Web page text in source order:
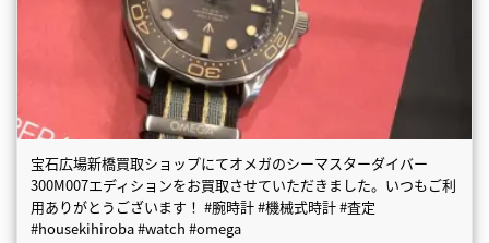
宝石広場新橋買取ショップにてオメガのシーマスターダイバー
300M007エディションをお買取させていただきました。いつもご利
用ありがとうございます！ #腕時計 #機械式時計 #査定
#housekihiroba #watch #omega